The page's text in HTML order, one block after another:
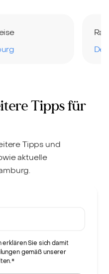
Tipps für
Tipps und
aktuelle
erklären Sie sich damit
gemäß unserer